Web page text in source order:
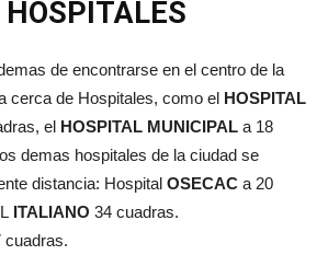
HOSPITALES
de encontrarse en el centro de la
cerca de Hospitales, como el HOSPITAL
el HOSPITAL MUNICIPAL a 18
demas hospitales de la ciudad se
distancia: Hospital OSECAC a 20
ITALIANO 34 cuadras.
cuadras.